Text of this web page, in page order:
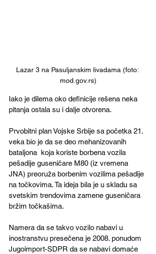
Lazar 3 na Pasuljanskim livadama (foto:
mod.gov.rs)
Iako je dilema oko definicije rešena neka
pitanja ostala su i dalje otvorena.
Prvobitni plan Vojske Srbije sa početka 21.
veka bio je da se deo mehanizovanih
bataljona  koja koriste borbena vozila
pešadije guseničare M80 (iz vremena
JNA) preoruža borbenim vozilima pešadije
na točkovima. Ta ideja bila je u skladu sa
svetskim trendovima zamene guseničara
bržim točkašima.
Namera da se takvo vozilo nabavi u
inostranstvu presečena je 2008. ponudom
Jugoimport-SDPR da se nabavi domaće